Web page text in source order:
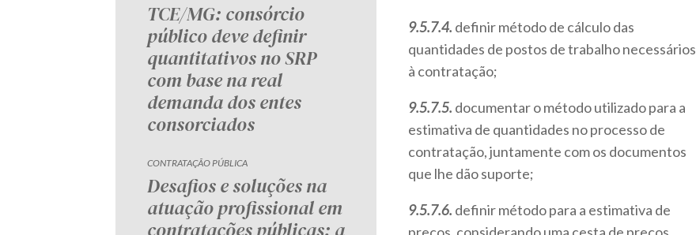
TCE/MG: consórcio
público deve definir
quantitativos no SRP
com base na real
demanda dos entes
consorciados
CONTRATAÇÃO PÚBLICA
Desafios e soluções na
atuação profissional em
9.5.7.4. definir método de cálculo das
quantidades de postos de trabalho necessários
à contratação;
9.5.7.5. documentar o método utilizado para a
estimativa de quantidades no processo de
contratação, juntamente com os documentos
que lhe dão suporte;
9.5.7.6. definir método para a estimativa de